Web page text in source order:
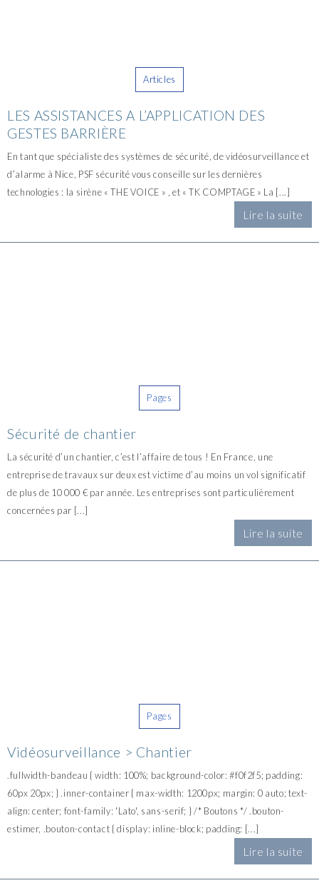
Articles
LES ASSISTANCES A L’APPLICATION DES
GESTES BARRIÈRE
En tant que spécialiste des systèmes de sécurité, de vidéosurveillance et
d’alarme à Nice, PSF sécurité vous conseille sur les dernières
technologies : la sirène « THE VOICE » , et « TK COMPTAGE » La [...]
Lire la suite
Pages
Sécurité de chantier
La sécurité d’un chantier, c’est l’affaire de tous ! En France, une
entreprise de travaux sur deux est victime d’au moins un vol significatif
de plus de 10 000 € par année. Les entreprises sont particulièrement
concernées par [...]
Lire la suite
Pages
Vidéosurveillance > Chantier
.fullwidth-bandeau { width: 100%; background-color: #f0f2f5; padding:
60px 20px; } .inner-container { max-width: 1200px; margin: 0 auto; text-
align: center; font-family: 'Lato', sans-serif; } /* Boutons */ .bouton-
estimer, .bouton-contact { display: inline-block; padding: [...]
Lire la suite